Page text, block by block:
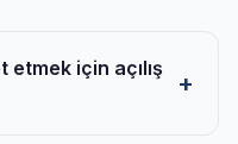
etmek için açılış